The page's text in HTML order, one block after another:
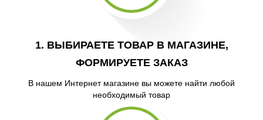
1. ВЫБИРАЕТЕ ТОВАР В МАГАЗИНЕ,
ФОРМИРУЕТЕ ЗАКАЗ
В нашем Интернет магазине вы можете найти любой
необходимый товар